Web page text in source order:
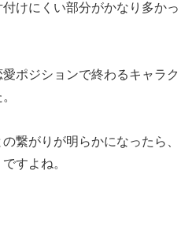
けにくい部分がかなり多かっ
ポジションで終わるキャラク
繋がりが明らかになったら、
すよね。